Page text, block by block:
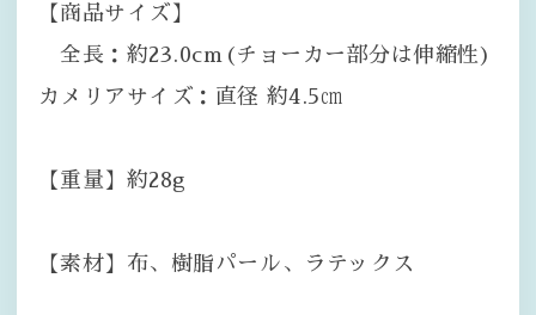
【商品サイズ】
全長：約23.0cm(チョーカー部分は伸縮性)
カメリアサイズ：直径 約4.5㎝
【重量】約28g
【素材】布、樹脂パール、ラテックス